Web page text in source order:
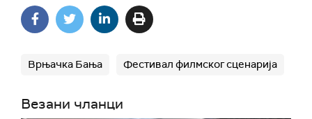
Врњачка Бања Фестивал филмског сценарија
Везани чланци